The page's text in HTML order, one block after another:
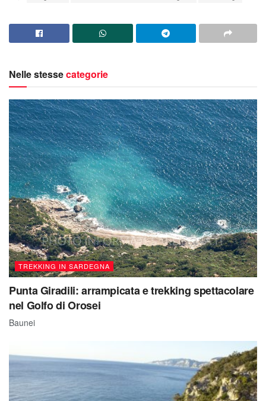
Nelle stessecategorie
TREKKING IN SARDEGNA
Punta Giradili: arrampicata e trekking spettacolare
nel Golfo di Orosei
Baunei